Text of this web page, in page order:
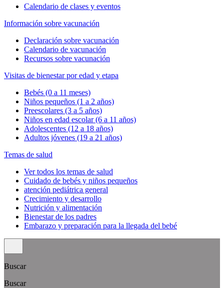
Calendario de clases y eventos
Información sobre vacunación
Declaración sobre vacunación
Calendario de vacunación
Recursos sobre vacunación
Visitas de bienestar por edad y etapa
Bebés (0 a 11 meses)
Niños pequeños (1 a 2 años)
Preescolares (3 a 5 años)
Niños en edad escolar (6 a 11 años)
Adolescentes (12 a 18 años)
Adultos jóvenes (19 a 21 años)
Temas de salud
Ver todos los temas de salud
Cuidado de bebés y niños pequeños
atención pediátrica general
Crecimiento y desarrollo
Nutrición y alimentación
Bienestar de los padres
Embarazo y preparación para la llegada del bebé
Buscar
Buscar